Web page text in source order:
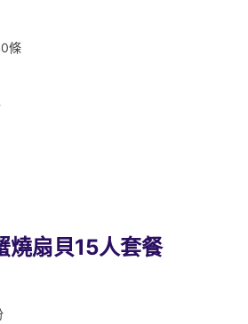
條
燒扇貝15人套餐